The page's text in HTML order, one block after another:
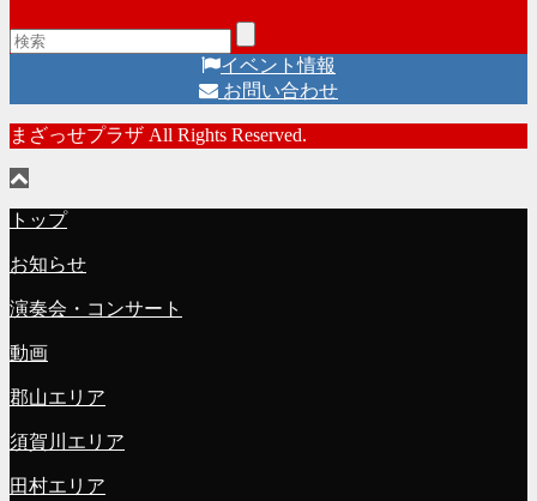
イベント情報
お問い合わせ
まざっせプラザ All Rights Reserved.
トップ
お知らせ
演奏会・コンサート
動画
郡山エリア
須賀川エリア
田村エリア